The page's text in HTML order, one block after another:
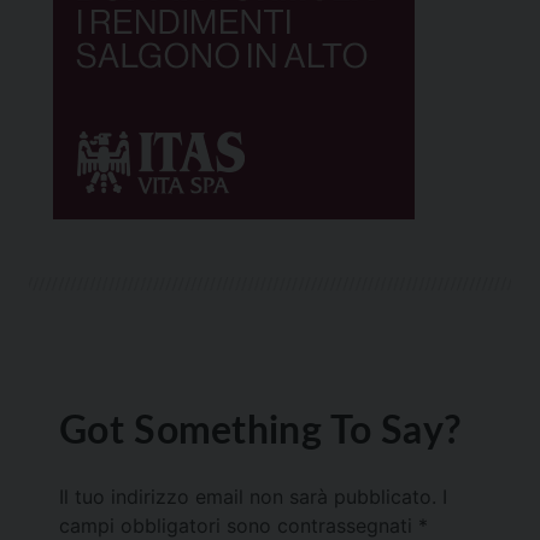
Got Something To Say?
Il tuo indirizzo email non sarà pubblicato.
campi obbligatori sono contrassegnati *